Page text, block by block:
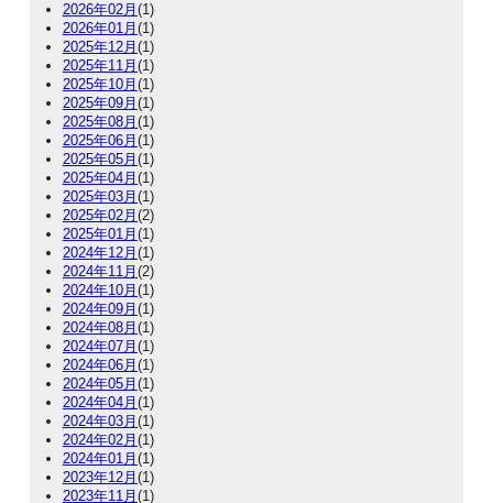
2026年02月 (1)
2026年01月 (1)
2025年12月 (1)
2025年11月 (1)
2025年10月 (1)
2025年09月 (1)
2025年08月 (1)
2025年06月 (1)
2025年05月 (1)
2025年04月 (1)
2025年03月 (1)
2025年02月 (2)
2025年01月 (1)
2024年12月 (1)
2024年11月 (2)
2024年10月 (1)
2024年09月 (1)
2024年08月 (1)
2024年07月 (1)
2024年06月 (1)
2024年05月 (1)
2024年04月 (1)
2024年03月 (1)
2024年02月 (1)
2024年01月 (1)
2023年12月 (1)
2023年11月 (1)